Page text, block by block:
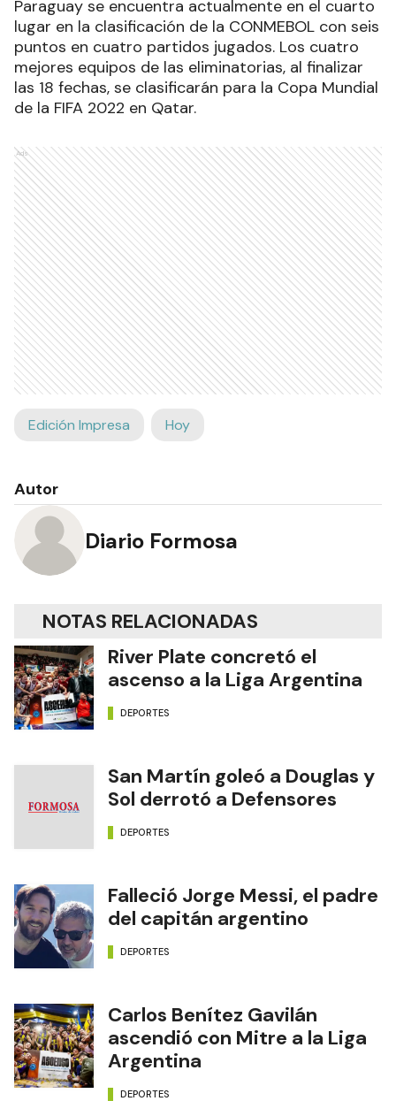
Paraguay se encuentra actualmente en el cuarto
lugar en la clasificación de la CONMEBOL con seis
puntos en cuatro partidos jugados. Los cuatro
mejores equipos de las eliminatorias, al finalizar
las 18 fechas, se clasificarán para la Copa Mundial
de la FIFA 2022 en Qatar.
Ads
Edición Impresa Hoy
Autor
Diario Formosa
NOTAS RELACIONADAS
River Plate concretó el
ascenso a la Liga Argentina
DEPORTES
San Martín goleó a Douglas y
Sol derrotó a Defensores
DEPORTES
Falleció Jorge Messi, el padre
del capitán argentino
DEPORTES
Carlos Benítez Gavilán
ascendió con Mitre a la Liga
Argentina
DEPORTES